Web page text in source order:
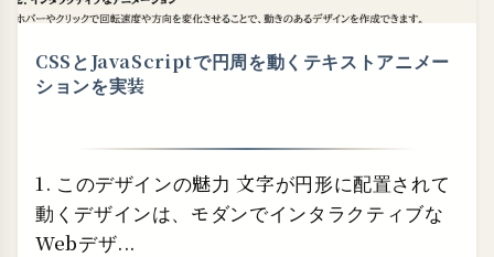
CSSとJavaScriptで円周を動くテキストアニメー
ションを実装
1. このデザインの魅力 文字が円形に配置されて
動くデザインは、モダンでインタラクティブな
Webデザ...